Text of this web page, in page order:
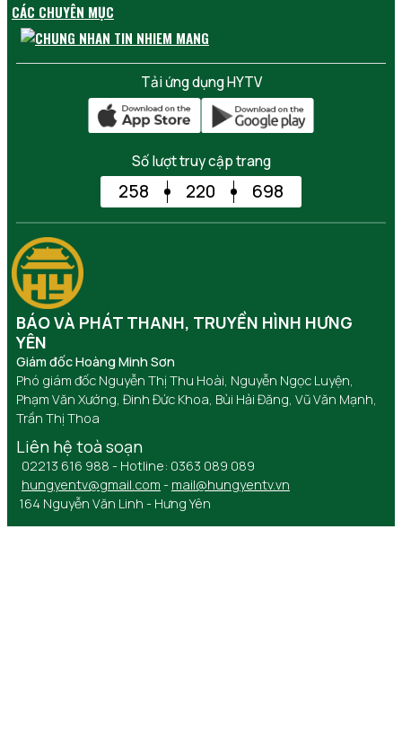
CÁC CHUYÊN MỤC
Tải ứng dụng HYTV
Số lượt truy cập trang
258 220 698
BÁO VÀ PHÁT THANH, TRUYỀN HÌNH HƯNG
YÊN
Giám đốc Hoàng Minh Sơn
Phó giám đốc Nguyễn Thị Thu Hoài, Nguyễn Ngọc Luyện,
Phạm Văn Xướng, Đinh Đức Khoa, Bùi Hải Đăng, Vũ Văn Mạnh,
Trần Thị Thoa
Liên hệ toà soạn
02213 616 988 - Hotline: 0363 089 089
hungyentv@gmail.com - mail@hungyentv.vn
164 Nguyễn Văn Linh - Hưng Yên